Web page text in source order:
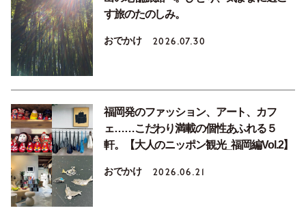
す旅のたのしみ。
おでかけ 2026.07.30
福岡発のファッション、アート、カフ
ェ……こだわり満載の個性あふれる５
軒。【大人のニッポン観光_福岡編Vol.2】
おでかけ 2026.06.21